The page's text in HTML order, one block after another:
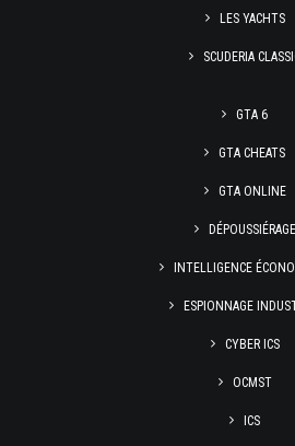
LES YACHTS
SCUDERIA
GTA 6
GTA CHEATS
GTA ONLINE
DÉPOUSSIÉRAGE
INTELLIGENCE
ESPIONNAGE
CYBER ICS
OCMST
ICS